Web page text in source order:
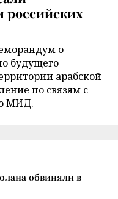
российских
о
будущего
арабской
по связям с
МИД.
обвиняли в